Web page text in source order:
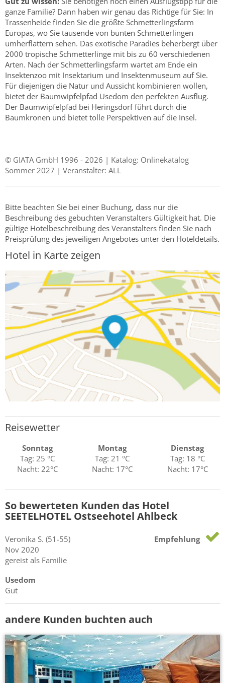
ganze Familie? Dann haben wir genau das Richtige für Sie: In
Trassenheide finden Sie die größte Schmetterlingsfarm
Europas, wo Sie tausende von bunten Schmetterlingen
umherflattern sehen. Das exotische Paradies beherbergt über
2000 tropische Schmetterlinge mit bis zu 60 verschiedenen
Arten. Nach der Schmetterlingsfarm wartet am Ende ein
Insektenzoo mit Insektarium und Insektenmuseum auf Sie.
Für diejenigen die Natur und Aussicht kombinieren wollen,
bietet der Baumwipfelpfad Usedom den perfekten Ausflug.
Der Baumwipfelpfad bei Heringsdorf führt durch die
Baumkronen und bietet tolle Perspektiven auf die Insel.
© GIATA GmbH 1996 - 2026 | Katalog: Onlinekatalog
Sommer 2027 | Veranstalter: ALL
Bitte beachten Sie bei einer Buchung, dass nur die
Beschreibung des gebuchten Veranstalters Gültigkeit hat. Die
gültige Hotelbeschreibung des Veranstalters finden Sie nach
Preisprüfung des jeweiligen Angebotes unter den Hoteldetails.
Hotel in Karte zeigen
Reisewetter
Sonntag
Tag: 25 °C
Nacht: 22°C
Montag
Tag: 21 °C
Nacht: 17°C
Dienstag
Tag: 18 °C
Nacht: 17°C
So bewerteten Kunden das Hotel
SEETELHOTEL Ostseehotel Ahlbeck
Veronika S. (51-55)
Nov 2020
gereist als Familie
Empfehlung
Usedom
Gut
andere Kunden buchten auch